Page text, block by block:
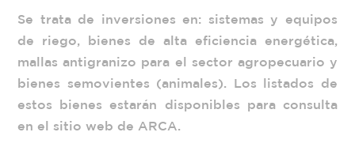
Se trata de inversiones en: sistemas y equipos
de riego, bienes de alta eficiencia energética,
mallas antigranizo para el sector agropecuario y
bienes semovientes (animales). Los listados de
estos bienes estarán disponibles para consulta
en el sitio web de ARCA.